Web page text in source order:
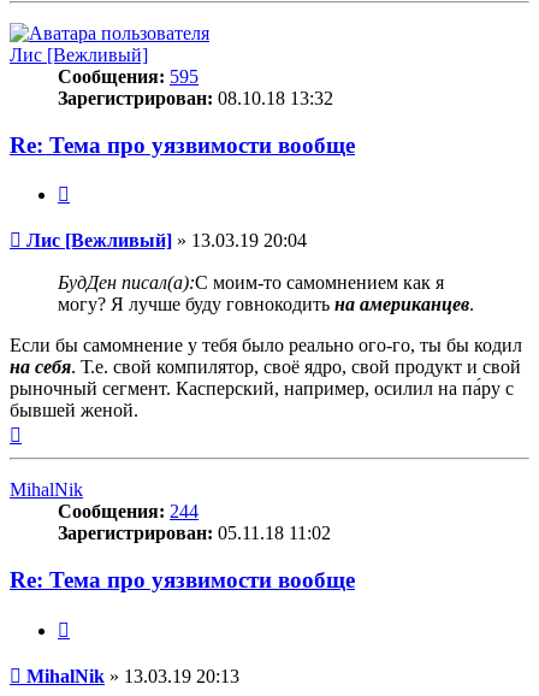
Лис [Вежливый]
Сообщения: 595
Зарегистрирован: 08.10.18 13:32
Re: Тема про уязвимости вообще
Сообщение
Лис [Вежливый] » 13.03.19 20:04
БудДен писал(а):С моим-то самомнением как я
могу? Я лучше буду говнокодить на американцев.
Если бы самомнение у тебя было реально ого-го, ты бы кодил
на себя. Т.е. свой компилятор, своё ядро, свой продукт и свой
рыночный сегмент. Касперский, например, осилил на па́ру с
бывшей женой.
MihalNik
Сообщения: 244
Зарегистрирован: 05.11.18 11:02
Re: Тема про уязвимости вообще
Сообщение
MihalNik » 13.03.19 20:13